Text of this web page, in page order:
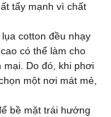
tẩy mạnh vì chất
cotton đều nhạy
có thể làm cho
mại. Do đó, khi phơi
một nơi mát mẻ,
bề mặt trái hướng